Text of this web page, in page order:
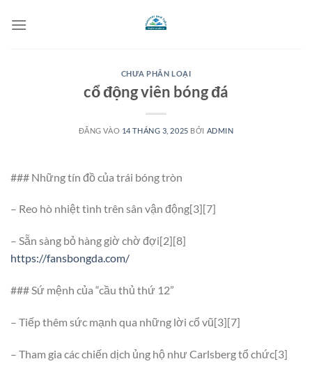
qua
CHƯA PHÂN LOẠI
cổ động viên bóng đá
ĐĂNG VÀO 14 THÁNG 3, 2025 BỞI ADMIN
### Những tín đồ của trái bóng tròn
– Reo hò nhiệt tình trên sân vận động[3][7]
– Sẵn sàng bỏ hàng giờ chờ đợi[2][8]
https://fansbongda.com/
### Sứ mệnh của “cầu thủ thứ 12”
– Tiếp thêm sức mạnh qua những lời cổ vũ[3][7]
– Tham gia các chiến dịch ủng hộ như Carlsberg tổ chức[3]